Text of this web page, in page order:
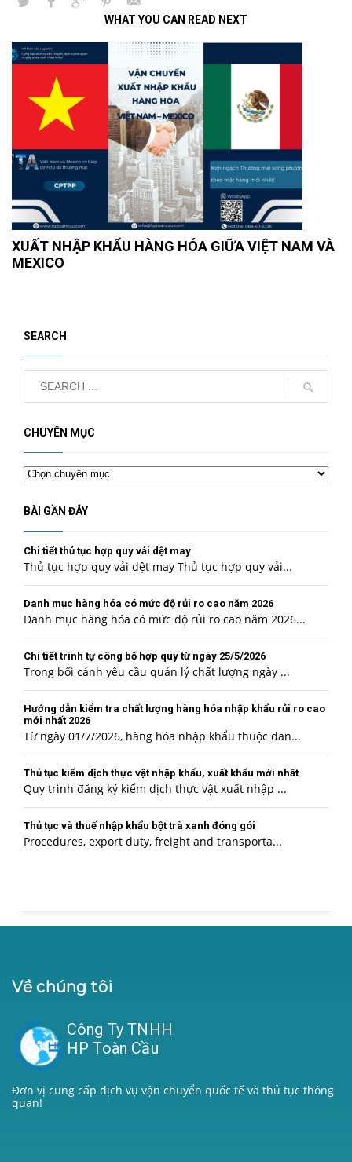
WHAT YOU CAN READ NEXT
XUẤT NHẬP KHẨU HÀNG HÓA GIỮA VIỆT NAM VÀ
MEXICO
SEARCH
CHUYÊN MỤC
Chuyên
mục
BÀI GẦN ĐÂY
Chi tiết thủ tục hợp quy vải dệt may
Thủ tục hợp quy vải dệt may Thủ tục hợp quy vải...
Danh mục hàng hóa có mức độ rủi ro cao năm 2026
Danh mục hàng hóa có mức độ rủi ro cao năm 2026...
Chi tiết trình tự công bố hợp quy từ ngày 25/5/2026
Trong bối cảnh yêu cầu quản lý chất lượng ngày ...
Hướng dẫn kiểm tra chất lượng hàng hóa nhập khẩu rủi ro cao
mới nhất 2026
Từ ngày 01/7/2026, hàng hóa nhập khẩu thuộc dan...
Thủ tục kiểm dịch thực vật nhập khẩu, xuất khẩu mới nhất
Quy trình đăng ký kiểm dịch thực vật xuất nhập ...
Thủ tục và thuế nhập khẩu bột trà xanh đóng gói
Procedures, export duty, freight and transporta...
Về chúng tôi
Công Ty TNHH
HP Toàn Cầu
Đơn vị cung cấp dịch vụ vận chuyển quốc tế và thủ tục thông
quan!